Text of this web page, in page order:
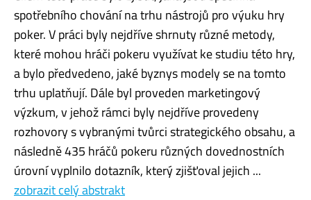
spotřebního chování na trhu nástrojů pro výuku hry
poker. V práci byly nejdříve shrnuty různé metody,
které mohou hráči pokeru využívat ke studiu této hry,
a bylo předvedeno, jaké byznys modely se na tomto
trhu uplatňují. Dále byl proveden marketingový
výzkum, v jehož rámci byly nejdříve provedeny
rozhovory s vybranými tvůrci strategického obsahu, a
následně 435 hráčů pokeru různých dovednostních
úrovní vyplnilo dotazník, který zjišťoval jejich ...
zobrazit celý abstrakt